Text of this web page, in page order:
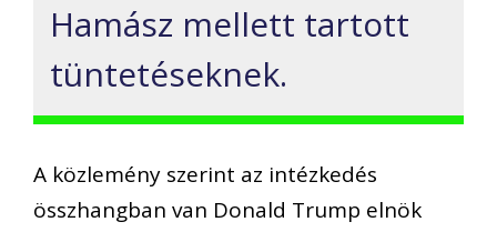
Hamász mellett tartott
tüntetéseknek.
A közlemény szerint az intézkedés
összhangban van Donald Trump elnök